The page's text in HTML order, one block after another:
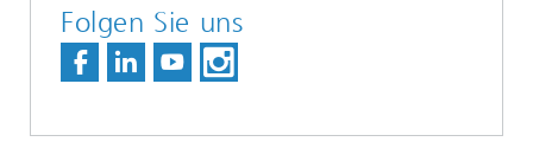
Folgen Sie uns